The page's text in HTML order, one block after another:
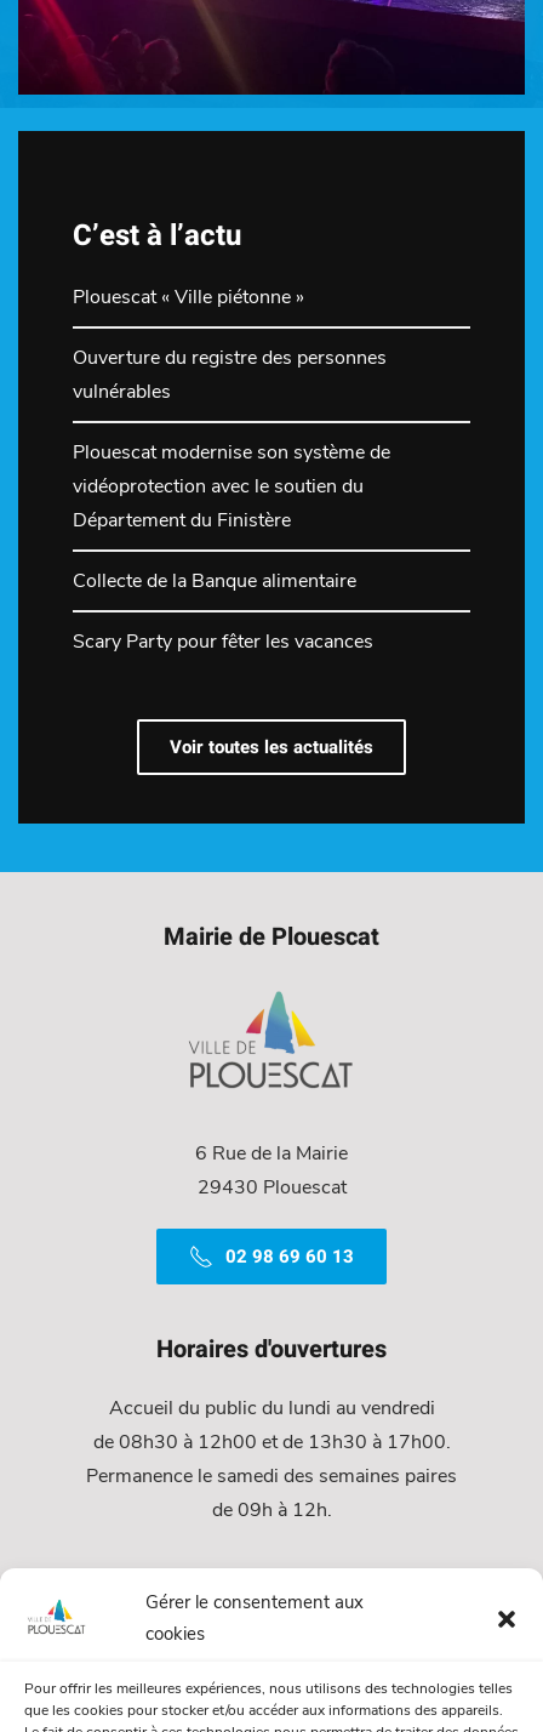
Gérer le consentement aux
cookies
Pour offrir les meilleures expériences, nous utilisons des technologies telles
que les cookies pour stocker et/ou accéder aux informations des appareils.
C’est à l’actu
Plouescat « Ville piétonne »
Ouverture du registre des personnes
vulnérables
Plouescat modernise son système de
vidéoprotection avec le soutien du
Département du Finistère
Collecte de la Banque alimentaire
Scary Party pour fêter les vacances
Voir toutes les actualités
Mairie de Plouescat
6 Rue de la Mairie
29430 Plouescat
02 98 69 60 13
Horaires d'ouvertures
Accueil du public du lundi au vendredi
de 08h30 à 12h00 et de 13h30 à 17h00.
Permanence le samedi des semaines paires
de 09h à 12h.
Services
Urbanisme